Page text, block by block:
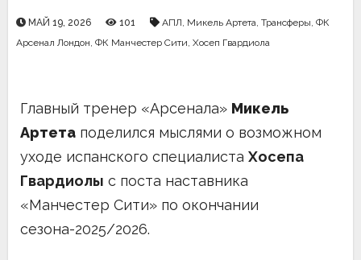
МАЙ 19, 2026 101 АПЛ, Микель Артета, Трансферы, ФК
Арсенал Лондон, ФК Манчестер Сити, Хосеп Гвардиола
Главный тренер «Арсенала» Микель
Артета поделился мыслями о возможном
уходе испанского специалиста Хосепа
Гвардиолы с поста наставника
«Манчестер Сити» по окончании
сезона-2025/2026.